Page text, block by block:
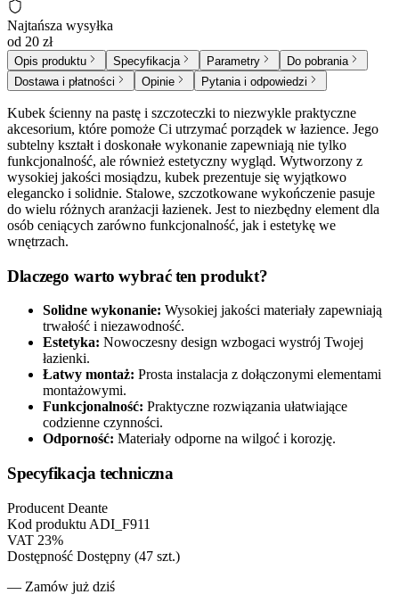
Najtańsza wysyłka
od 20 zł
Opis produktu Specyfikacja Parametry
Do pobrania
Dostawa i płatności
Opinie Pytania i odpowiedzi
Kubek ścienny na pastę i szczoteczki to niezwykle praktyczne
akcesorium, które pomoże Ci utrzymać porządek w łazience. Jego
subtelny kształt i doskonałe wykonanie zapewniają nie tylko
funkcjonalność, ale również estetyczny wygląd. Wytworzony z
wysokiej jakości mosiądzu, kubek prezentuje się wyjątkowo
elegancko i solidnie. Stalowe, szczotkowane wykończenie pasuje
do wielu różnych aranżacji łazienek. Jest to niezbędny element dla
osób ceniących zarówno funkcjonalność, jak i estetykę we
wnętrzach.
Dlaczego warto wybrać ten produkt?
Solidne wykonanie: Wysokiej jakości materiały zapewniają
trwałość i niezawodność.
Estetyka: Nowoczesny design wzbogaci wystrój Twojej
łazienki.
Łatwy montaż: Prosta instalacja z dołączonymi elementami
montażowymi.
Funkcjonalność: Praktyczne rozwiązania ułatwiające
codzienne czynności.
Odporność: Materiały odporne na wilgoć i korozję.
Specyfikacja techniczna
Producent Deante
Kod produktu ADI_F911
VAT 23%
Dostępność Dostępny (47 szt.)
— Zamów już dziś